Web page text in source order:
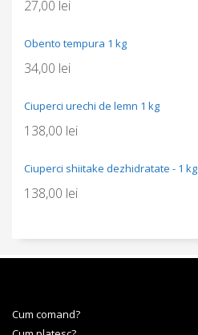
27,00 lei
Obento tempura 1 kg
34,00 lei
Ciuperci urechi de lemn 1 kg
138,00 lei
Ciuperci shiitake dezhidratate - 1 kg
138,00 lei
Cum comand?